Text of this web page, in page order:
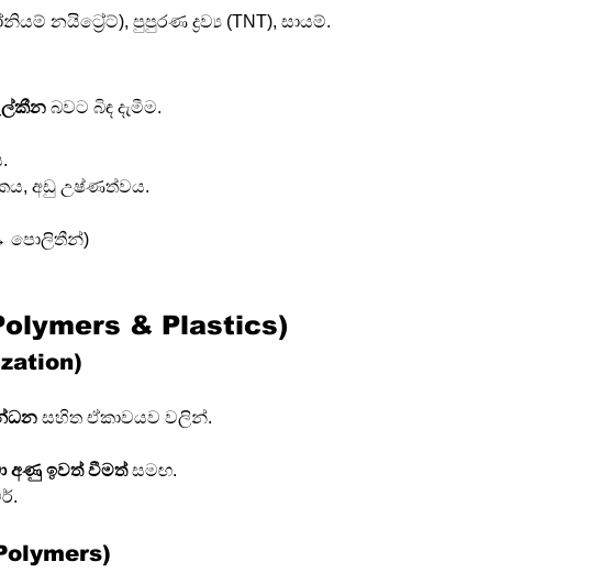
නයිට්‍රේට්), පුපුරණ ද්‍රව්‍ය (TNT), සායම්.
බවට බිඳ දැමීම.
අඩු උෂ්ණත්වය.
පොලිතීන්)
& Plastics)
සහිත ඒකාවයව වලින්.
අණු ඉවත් වීමත් සමඟ.